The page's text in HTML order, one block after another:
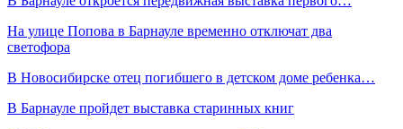
На улице Попова в Барнауле временно отключат два
светофора
В Новосибирске отец погибшего в детском доме ребенка…
В Барнауле пройдет выставка старинных книг